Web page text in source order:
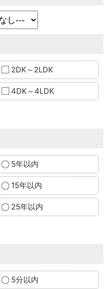
2DK～2LDK
4DK～4LDK
5年以内
15年以内
25年以内
5分以内